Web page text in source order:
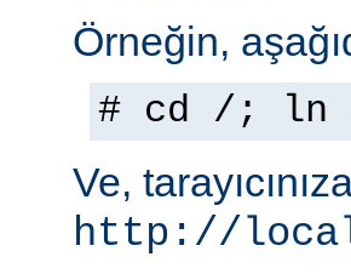
Örneğin,
# cd /; ln
Ve, tarayıcınıza
http://